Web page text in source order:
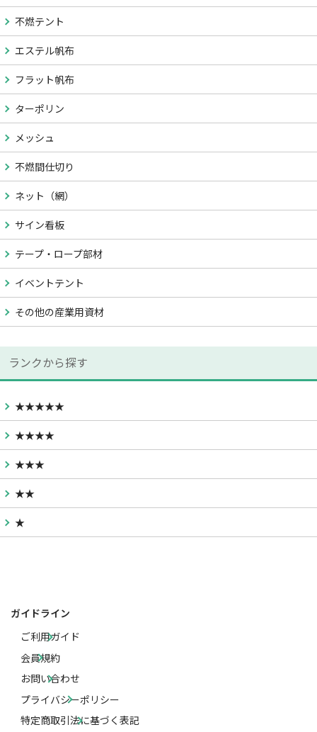
不燃テント
エステル帆布
フラット帆布
ターポリン
メッシュ
不燃間仕切り
ネット（網）
サイン看板
テープ・ロープ部材
イベントテント
その他の産業用資材
ランクから探す
★★★★★
★★★★
★★★
★★
★
ガイドライン
ご利用ガイド
会員規約
お問い合わせ
プライバシーポリシー
特定商取引法に基づく表記